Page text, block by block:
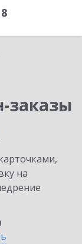
заказы
на